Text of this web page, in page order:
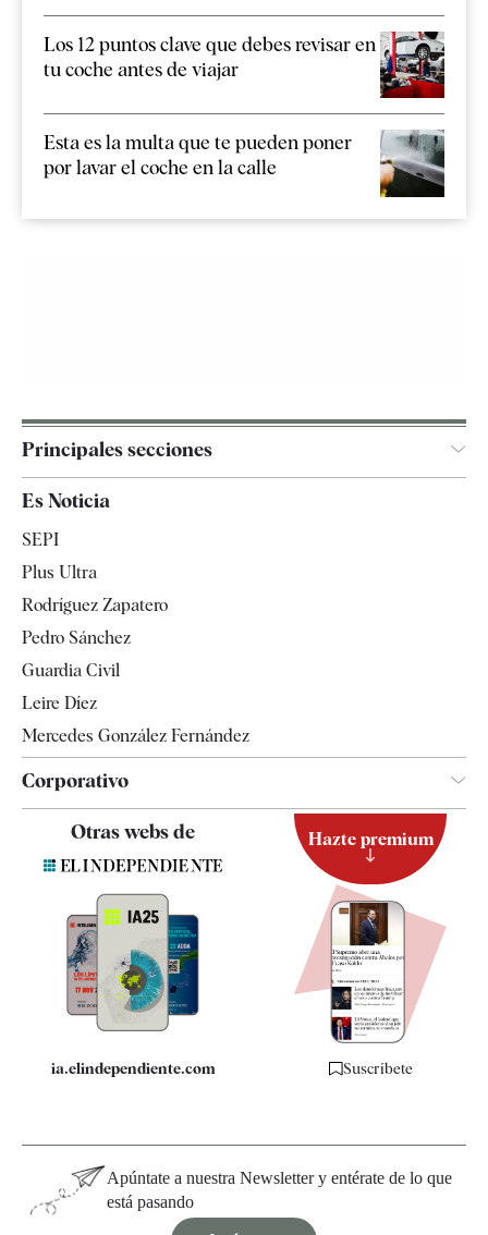
Los 12 puntos clave que debes revisar en
tu coche antes de viajar
Esta es la multa que te pueden poner
por lavar el coche en la calle
Principales secciones
Televisión
Es Noticia
SEPI
Plus Ultra
Rodríguez Zapatero
Pedro Sánchez
Guardia Civil
Leire Díez
Mercedes González Fernández
Corporativo
Quiénes somos
Especificaciones
Otras webs de
ia.elindependiente.com
Hazte premium
Suscríbete
Apúntate a nuestra Newsletter y entérate de lo que
está pasando